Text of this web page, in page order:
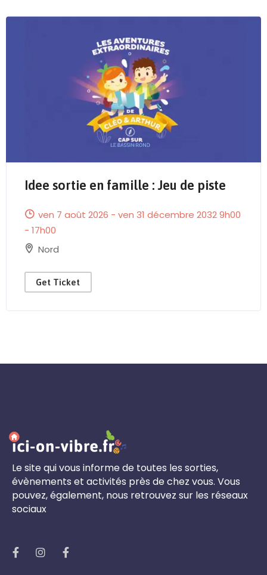
Send Mail
Idee sortie en famille : Jeu de piste
ven 7 août 2026 - ven 31 décembre 2032 9h00
- 17h00
Nord
Get Ticket
Le site qui vous informe de toutes les sorties,
évènements et activités près de chez vous. Vous
pouvez, également, nous retrouvez sur les réseaux
sociaux